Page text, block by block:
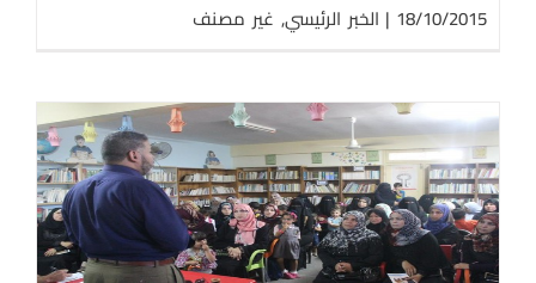
18/10/2015
| الخبر الرئيسي, غير مصنف